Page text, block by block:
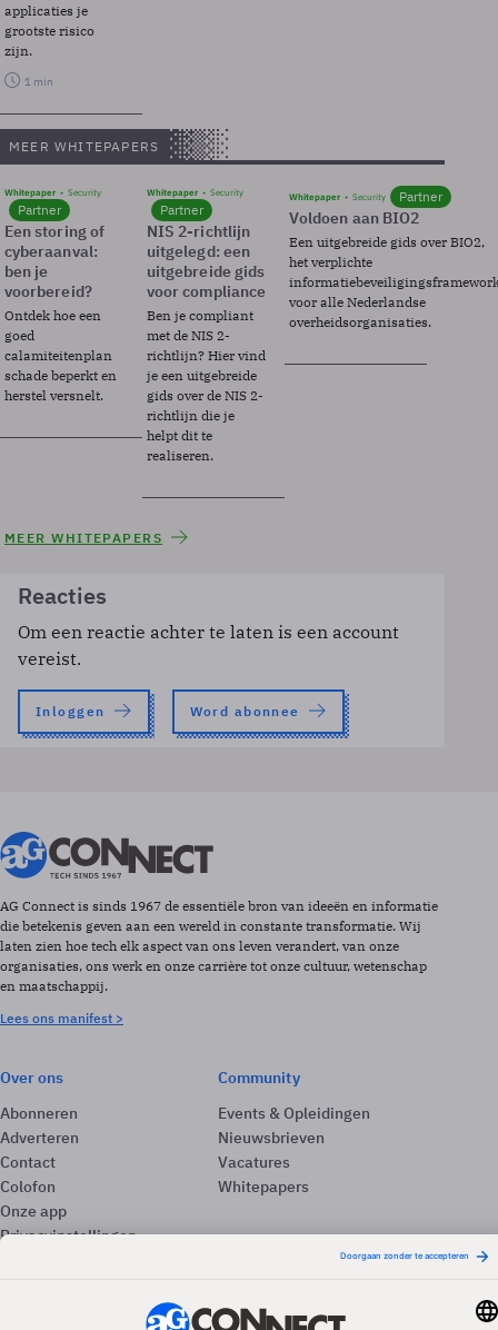
applicaties je
grootste risico
zijn.
1 min
MEER WHITEPAPERS
Whitepaper Security
Partner
Een storing of
cyberaanval:
ben je
voorbereid?
Ontdek hoe een
goed
calamiteitenplan
schade beperkt en
herstel versnelt.
Whitepaper Security
Partner
NIS 2-richtlijn
uitgelegd: een
uitgebreide gids
voor compliance
Ben je compliant
met de NIS 2-
richtlijn? Hier vind
je een uitgebreide
gids over de NIS 2-
richtlijn die je
helpt dit te
realiseren.
Whitepaper Security Partner
Voldoen aan BIO2
Een uitgebreide gids over BIO2,
het verplichte
voor alle Nederlandse
overheidsorganisaties.
MEER WHITEPAPERS
Reacties
Om een reactie achter te laten is een account
vereist.
Inloggen Word abonnee
AG Connect is sinds 1967 de essentiële bron van ideeën en informatie
die betekenis geven aan een wereld in constante transformatie. Wij
laten zien hoe tech elk aspect van ons leven verandert, van onze
organisaties, ons werk en onze carrière tot onze cultuur, wetenschap
en maatschappij.
Lees ons manifest >
Over ons
Abonneren
Adverteren
Contact
Colofon
Onze app
Privacyinstellingen
Community
Events & Opleidingen
Nieuwsbrieven
Vacatures
Whitepapers